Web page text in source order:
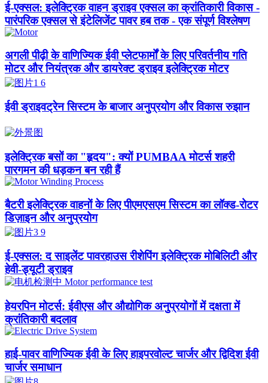
ई-एक्सल: इलेक्ट्रिक वाहन ड्राइव एक्सल का क्रांतिकारी विकास -
पारंपरिक एक्सल से इंटेलिजेंट पावर हब तक - एक संपूर्ण विश्लेषण
अगली पीढ़ी के वाणिज्यिक ईवी प्लेटफार्मों के लिए परिवर्तनीय गति
मोटर और नियंत्रक और डायरेक्ट ड्राइव इलेक्ट्रिक मोटर
ईवी ड्राइवट्रेन सिस्टम के बाजार अनुप्रयोग और विकास रुझान
इलेक्ट्रिक बसों का "हृदय": क्यों PUMBAA मोटर्स शहरी
पारगमन की धड़कन बन रही हैं
बैटरी इलेक्ट्रिक वाहनों के लिए पीएमएसएम सिस्टम का लॉक्ड-रोटर
डिज़ाइन और अनुप्रयोग
ई-एक्सल: द साइलेंट पावरहाउस रीशेपिंग इलेक्ट्रिक मोबिलिटी और
हेवी-ड्यूटी ड्राइव
हेयरपिन मोटर्स: ईवीएस और औद्योगिक अनुप्रयोगों में दक्षता में
क्रांतिकारी बदलाव
हाई-पावर वाणिज्यिक ईवी के लिए हाइपरवोल्ट चार्जर और द्विदिश ईवी
चार्जर समाधान